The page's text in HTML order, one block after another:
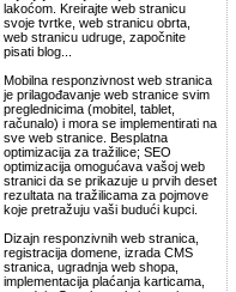
lakoćom. Kreirajte web stranicu
svoje tvrtke, web stranicu obrta,
web stranicu udruge, započnite
pisati blog...
Mobilna responzivnost web stranica
je prilagođavanje web stranice svim
preglednicima (mobitel, tablet,
računalo) i mora se implementirati na
sve web stranice. Besplatna
optimizacija za tražilice; SEO
optimizacija omogućava vašoj web
stranici da se prikazuje u prvih deset
rezultata na tražilicama za pojmove
koje pretražuju vaši budući kupci.
Dizajn responzivnih web stranica,
registracija domene, izrada CMS
stranica, ugradnja web shopa,
implementacija plaćanja karticama,